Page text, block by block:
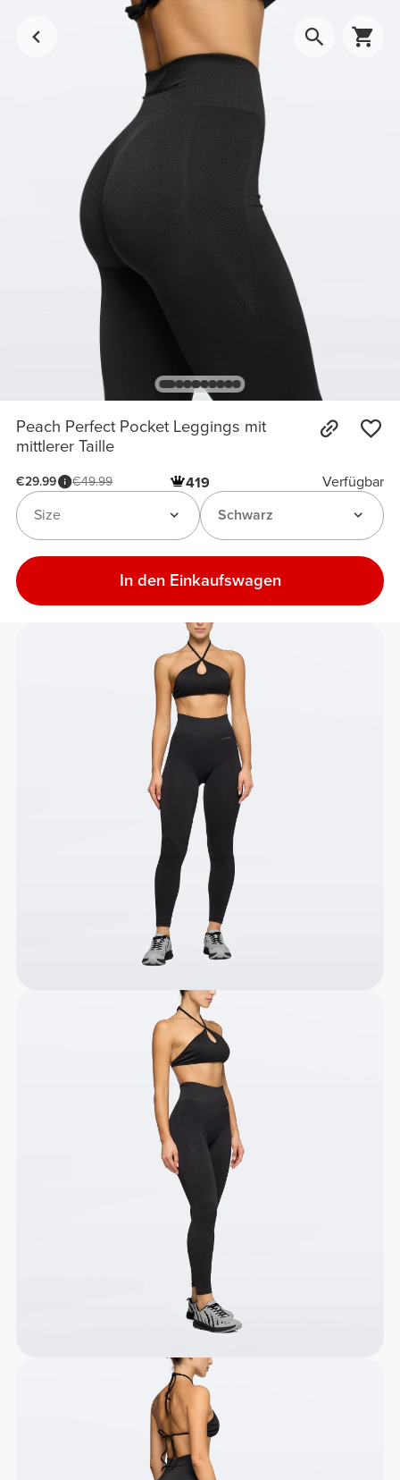
Peach Perfect Pocket Leggings mit
mittlerer Taille
€29.99 €49.99 419
Verfügbar
Schwarz
Size
In den Einkaufswagen